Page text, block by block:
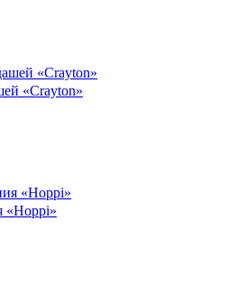
«Crayton»
«Hoppi»